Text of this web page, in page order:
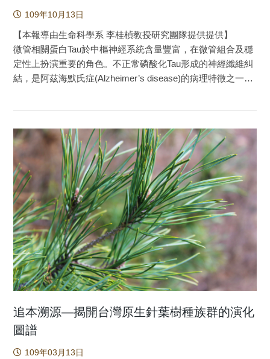
口的迅速增加，失智症的罹病率也隨之增加，另伴隨而來是
有更高的死亡風險、相關殘疾，以及更高的醫療保健成本。
然而目前的治療策略只能緩解症狀，並不會改變病程。 因
此，提早找出失智症的風險因子對於預防未來發生的失智症
至關重要。 HL的風險隨著年齡增長而增加，聽力損失
障礙等失智症有關。研究顯示，即使輕度的HL也會增加認知
能力下降，且老年人的聽力下降可能會導致社交孤立，憂
鬱，殘障，生活質量降低和失智症風險。一項統合分析結果
指出，失智症的危險因素中有65％是遺傳性的，它們為不可
逆；但是，35％的因素是可以被預防改善，其中HL占
9.1％。本項縱貫性世代研究主要在探討HL和失智症相關性。
本研究發表於美國醫學會新發行的open access 期刊JAMA
network open (2019 impact factor=5.032, 19/165=11.5% in
medicine general & internal) (1) 研究對象為台灣於2000-
2011年新診斷健保資料聽力損失的病患，世代研究以性別、
年齡、投保薪資及居住地區進行1:1配對。使用存活分析計算
有無聽力損失世代之累積發生率，Cox比例風險模型計算有聽
力損失診斷的世代於調整干擾因子後發生失智症之風險
(Hazard Ratio)。顯著相關變項為經多變數及多重比較校正
(False Discovery Rate, FDR)後之P值小於0.05。另以傾向分
數配對法進行敏感性分析。 本研究共計包括16,270名參
109年10月13日
【本報導由生命科學系 李桂楨教授研究團隊提供提供】
微管相關蛋白Tau於中樞神經系統含量豐富，在微管組合及穩
定性上扮演重要的角色。不正常磷酸化Tau形成的神經纖維糾
結，是阿茲海默氏症(Alzheimer’s disease)的病理特徵之一。
衍生物(LM化合物)抑制Tau蛋白錯誤摺疊、活性氧分子(ROS)
捕捉及神經保護的潛能。受檢視的化合物在細胞培養液的溶
解度皆可達100 μM，能預測藥物在口服生物利用度及中樞神
經系統活性。檢測的化合物中，甘草查爾酮A及LM-031顯著
地降低在ΔK280 TauRD-DsRed 293及SH-SY5Y細胞中，Tau
蛋白錯誤摺疊及相關的活性氧分子，促進神經突生長，並抑
制凋亡蛋白酶3活性。研究探討顯示LM-031在ΔK280 TauRD-
DsRed SH-SY5Y細胞中，正向調節HSPB1伴護蛋白、
NRF2/NQO1/GCLC路徑及CREB-依存的
BDNF/AKT/ERK/BCL2路徑。LM-031可挽救ΔK280 TauRD-
DsRed誘導表現後導致的神經突生長降低，而NRF2或CREB
(streptozocin)誘導高血糖的APPSwe、PS1M146V、
TauP30IL三基因轉殖阿茲海默症小鼠中，LM-031進一步挽救
對NRF2及pCREB的負向調節，降低海馬迴及皮層內Aβ及Tau
含量，更改善認知功能的不足。總言之，此研究強有力地指
追本溯源—揭開台灣原生針葉樹種族群的演化
圖譜
109年03月13日